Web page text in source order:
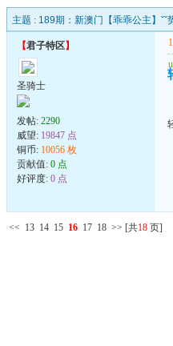
主题 : 189期：新澳门【乖乖公主】
【君子特区】
圣骑士
发帖: 2290
威望: 19847 点
铜币: 10056 枚
贡献值: 0 点
好评度: 0 点
u
<< 13 14 15 16 17 18 >> [共18 页]